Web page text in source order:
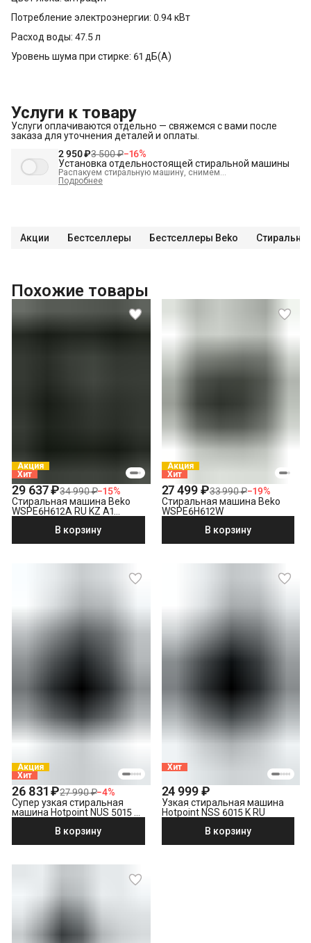
Потребление электроэнергии: 0.94 кВт
Расход воды: 47.5 л
Уровень шума при стирке: 61 дБ(А)
Услуги к товару
Услуги оплачиваются отдельно — свяжемся с вами после
заказа для уточнения деталей и оплаты.
2 950 ₽3 500 ₽−16%
Установка отдельностоящей стиральной машины
Распакуем стиральную машину, снимем
транспортировочные болты, выставим по уровню и
Проверка работоспособности
Демонстрация работы техники
Выезд мастера в административных пределах города (МСК
Демонтаж отдельностоящей стиральной машины
Утилизация техники
Подробнее
Акции Бестселлеры Бестселлеры Beko
Похожие товары
Акция
Хит
29 637 ₽34 990 ₽−15%
Стиральная машина Beko
WSPE6H612A RU KZ A1
В корзину
Акция
Хит
27 499 ₽33 990 ₽−19%
Стиральная машина Beko
WSPE6H612W
В корзину
Акция
Хит
26 831 ₽27 990 ₽−4%
Супер узкая стиральная
машина Hotpoint NUS 5015 S
В корзину
Хит
24 999 ₽
Узкая стиральная машина
Hotpoint NSS 6015 K RU
В корзину